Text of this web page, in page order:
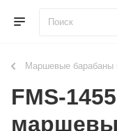
Маршевые барабаны
FMS-